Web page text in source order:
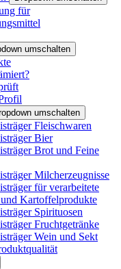
für
umschalten
umschalten
Fleischwaren
Bier
Brot und Feine
Milcherzeugnisse
für verarbeitete
Kartoffelprodukte
Spirituosen
Fruchtgetränke
Wein und Sekt